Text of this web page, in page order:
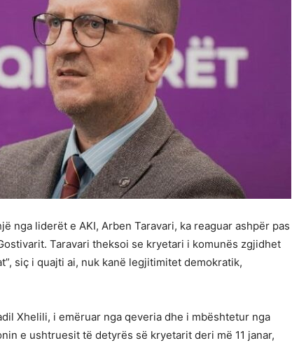
nga liderët e AKI, Arben Taravari, ka reaguar ashpër pas
Taravari theksoi se kryetari i komunës zgjidhet
siç i quajti ai, nuk kanë legjitimitet demokratik,
Xhelili, i emëruar nga qeveria dhe i mbështetur nga
e ushtruesit të detyrës së kryetarit deri më 11 janar,